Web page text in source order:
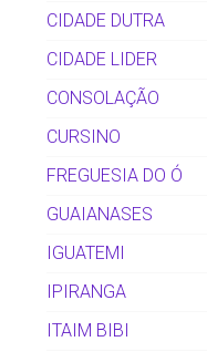
CIDADE DUTRA
CIDADE LIDER
CONSOLAÇÃO
CURSINO
FREGUESIA DO Ó
GUAIANASES
IGUATEMI
IPIRANGA
ITAIM BIBI